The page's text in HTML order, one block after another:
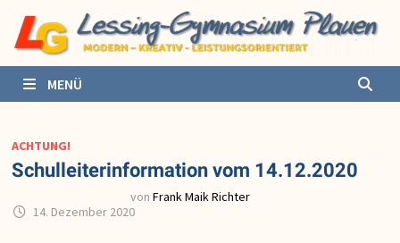
zum
Inhalt
MENÜ
ACHTUNG!
Schulleiterinformation vom 14.12.2020
vonFrank Maik Richter
14. Dezember 2020